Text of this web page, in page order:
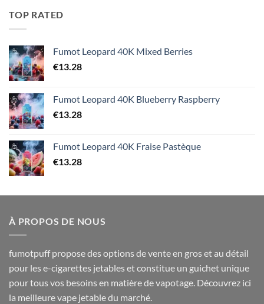
TOP RATED
Fumot Leopard 40K Mixed Berries
€13.28
Fumot Leopard 40K Blueberry Raspberry
€13.28
Fumot Leopard 40K Fraise Pastèque
€13.28
À PROPOS DE NOUS
fumotpuff propose des options de vente en gros et au détail
pour les e-cigarettes jetables et constitue un guichet unique
pour tous vos besoins en matière de vapotage. Découvrez ici
la meilleure vape jetable du marché.